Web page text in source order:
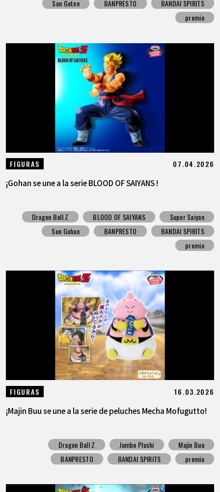
Son Goten
BANPRESTO
BANDAI SPIRITS
premio
FIGURAS 07.04.2026
¡Gohan se une a la serie BLOOD OF SAIYANS !
Dragon Ball Z BLOOD OF SAIYANS
Super Saiyan
Son Gohan
BANPRESTO
BANDAI SPIRITS
premio
FIGURAS 16.03.2026
¡Majin Buu se une a la serie de peluches Mecha Mofugutto!
Dragon Ball Z Jumbo Plushi
Majin Buu
BANPRESTO
BANDAI SPIRITS premio